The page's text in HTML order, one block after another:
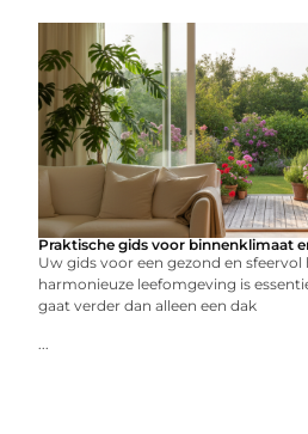
Praktische gids voor binnenklimaat
Uw gids voor een gezond en sfeervol
harmonieuze leefomgeving is
gaat verder dan alleen een dak
...